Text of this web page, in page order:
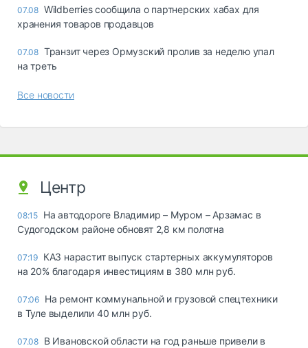
07.08 Wildberries сообщила о партнерских хабах для
хранения товаров продавцов
07.08 Транзит через Ормузский пролив за неделю упал
на треть
Все новости
Центр
08:15 На автодороге Владимир – Муром – Арзамас в
Судогодском районе обновят 2,8 км полотна
07:19 КАЗ нарастит выпуск стартерных аккумуляторов
на 20% благодаря инвестициям в 380 млн руб.
07:06 На ремонт коммунальной и грузовой спецтехники
в Туле выделили 40 млн руб.
07.08 В Ивановской области на год раньше привели в